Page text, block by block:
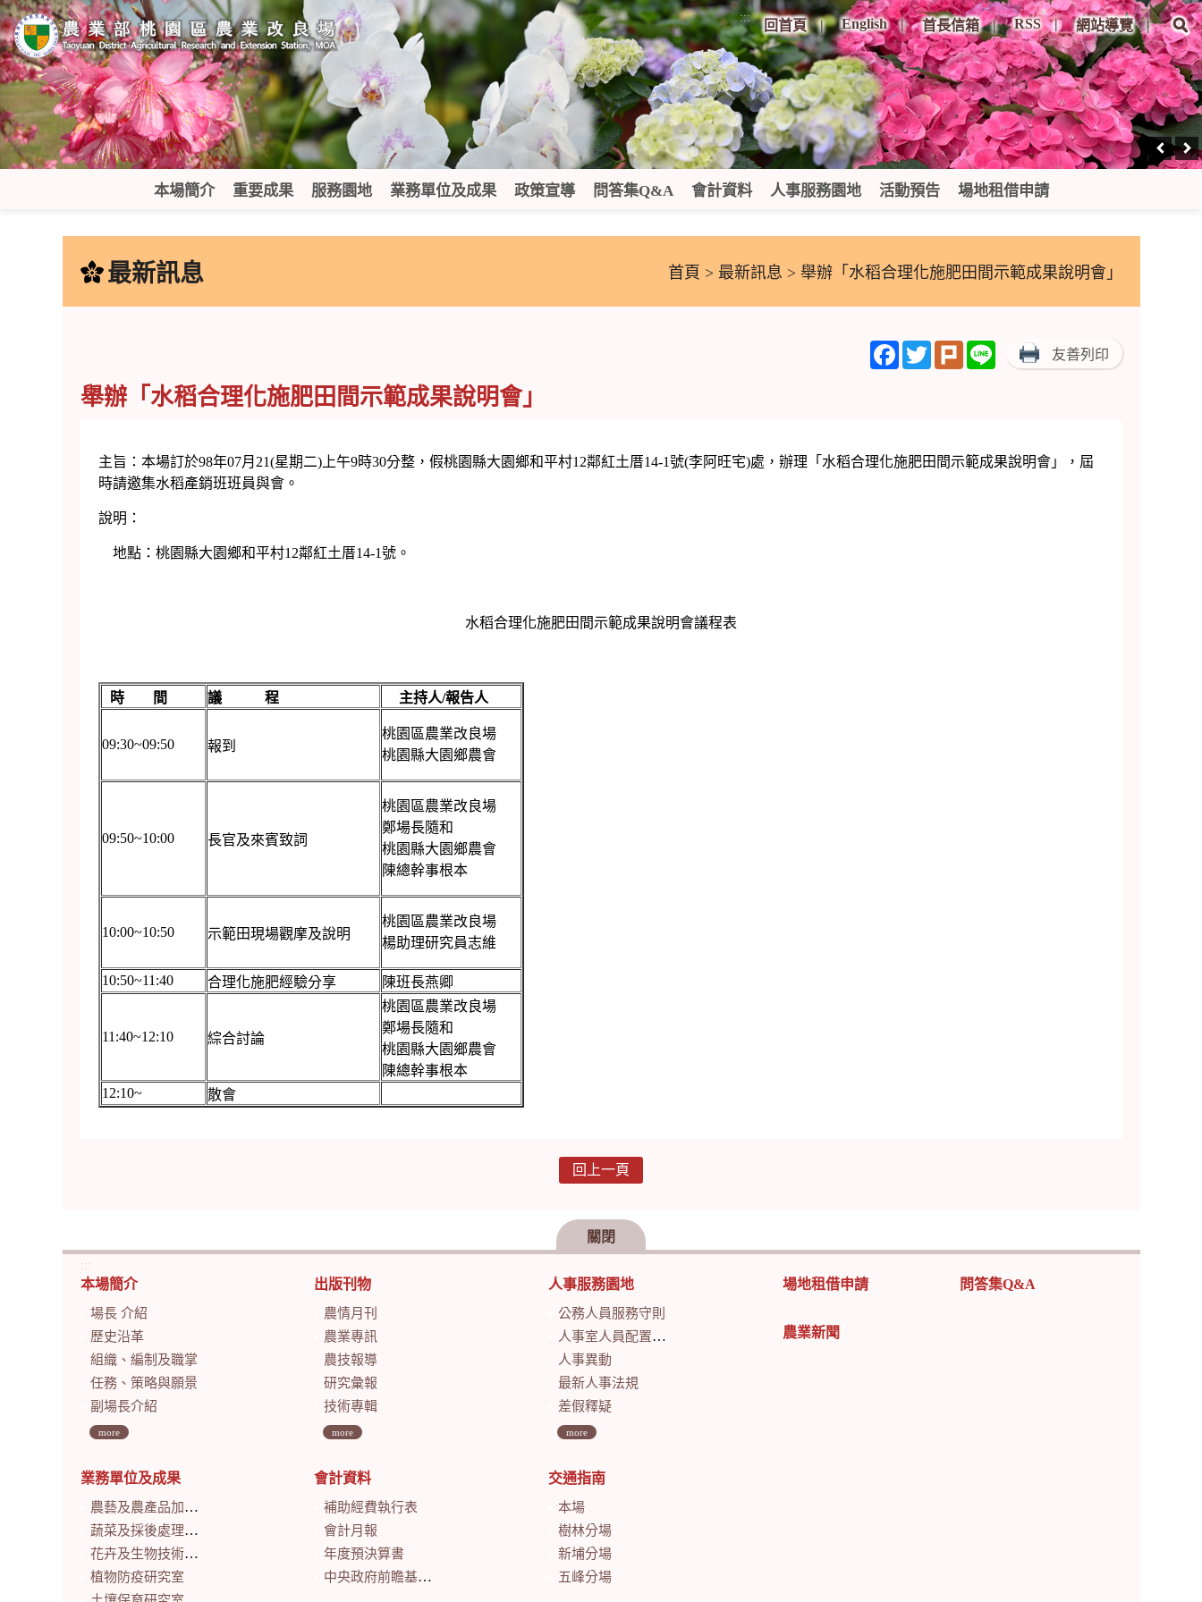
跳
到
主
要
內
容
區
塊
:::
回首頁 English 首長信箱 RSS 網站導覽
本場簡介 重要成果 服務園地 業務單位及成果 政策宣導 問答集Q&A 會計資料 人事服務園地 活動預告 場地租借申請
最新訊息 首頁 > 最新訊息 > 舉辦「水稻合理化施肥田間示範成果說明會」
Facebook
TwitterPlurk Line 友善列印
舉辦「水稻合理化施肥田間示範成果說明會」
主旨：本場訂於98年07月21(星期二)上午9時30分整，假桃園縣大園鄉和平村12鄰紅土厝14-1號(李阿旺宅)處，辦理「水稻合理化施肥田間示範成果說明會」，屆
時請邀集水稻產銷班班員與會。
說明：
地點：桃園縣大園鄉和平村12鄰紅土厝14-1號。
水稻合理化施肥田間示範成果說明會議程表
時 間 議 程 主持人/報告人
09:30~09:50 報到
桃園區農業改良場
桃園縣大園鄉農會
09:50~10:00 長官及來賓致詞
桃園區農業改良場
鄭場長隨和
桃園縣大園鄉農會
陳總幹事根本
10:00~10:50 示範田現場觀摩及說明
桃園區農業改良場
楊助理研究員志維
10:50~11:40 合理化施肥經驗分享 陳班長燕卿
11:40~12:10 綜合討論
桃園區農業改良場
鄭場長隨和
桃園縣大園鄉農會
陳總幹事根本
12:10~
散會
回上一頁
關閉
:::
本場簡介
場長 介紹
歷史沿革
組織、編制及職掌
任務、策略與願景
副場長介紹
more
業務單位及成果
農藝及農產品加工研究室
蔬菜及採後處理研究室
花卉及生物技術研究室
植物防疫研究室
出版刊物
農情月刊
農業專訊
農技報導
研究彙報
技術專輯
more
會計資料
補助經費執行表
會計月報
年度預決算書
中央政府前瞻基礎建設計畫特別預算會計月報
人事服務園地
公務人員服務守則
人事室人員配置及業務職掌
人事異動
最新人事法規
差假釋疑
more
交通指南
本場
樹林分場
新埔分場
五峰分場
場地租借申請
農業新聞
問答集Q&A